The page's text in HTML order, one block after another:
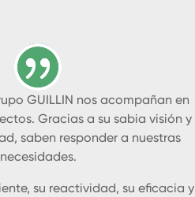
GUILLIN nos acompañan en
Gracias a su sabia visión y
saben responder a nuestras
necesidades.
su reactividad, su eficacia y